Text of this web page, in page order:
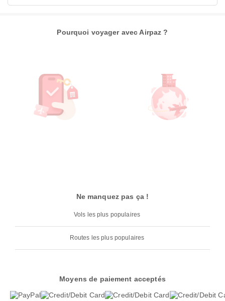
Pourquoi voyager avec Airpaz ?
Ne manquez pas ça !
Vols les plus populaires
Routes les plus populaires
Moyens de paiement acceptés